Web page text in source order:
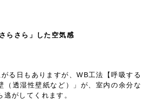
らさら」した空気感
る日もありますが、WB工法【呼吸する
（透湿性壁紙など）」が、室内の余分な
がしてくれます。